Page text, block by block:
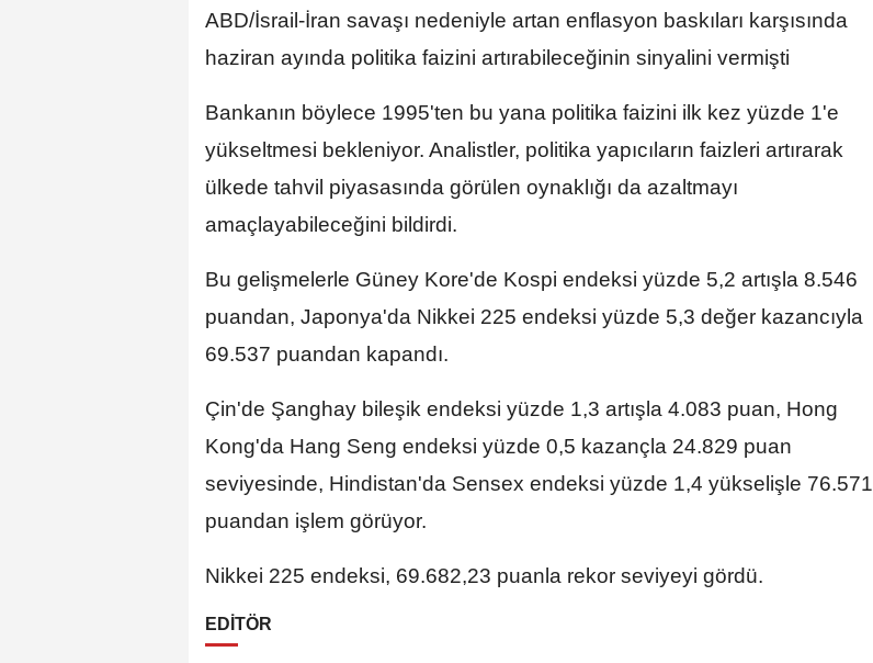
ABD/İsrail-İran savaşı nedeniyle artan enflasyon baskıları karşısında
haziran ayında politika faizini artırabileceğinin sinyalini vermişti
Bankanın böylece 1995'ten bu yana politika faizini ilk kez yüzde 1'e
yükseltmesi bekleniyor. Analistler, politika yapıcıların faizleri artırarak
ülkede tahvil piyasasında görülen oynaklığı da azaltmayı
amaçlayabileceğini bildirdi.
Bu gelişmelerle Güney Kore'de Kospi endeksi yüzde 5,2 artışla 8.546
puandan, Japonya'da Nikkei 225 endeksi yüzde 5,3 değer kazancıyla
69.537 puandan kapandı.
Çin'de Şanghay bileşik endeksi yüzde 1,3 artışla 4.083 puan, Hong
Kong'da Hang Seng endeksi yüzde 0,5 kazançla 24.829 puan
seviyesinde, Hindistan'da Sensex endeksi yüzde 1,4 yükselişle 76.571
puandan işlem görüyor.
Nikkei 225 endeksi, 69.682,23 puanla rekor seviyeyi gördü.
EDİTÖR